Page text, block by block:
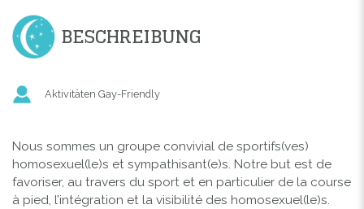
BESCHREIBUNG
Aktivitäten Gay-Friendly
Nous sommes un groupe convivial de sportifs(ves)
homosexuel(le)s et sympathisant(e)s. Notre but est de
favoriser, au travers du sport et en particulier de la course
à pied, l’intégration et la visibilité des homosexuel(le)s.